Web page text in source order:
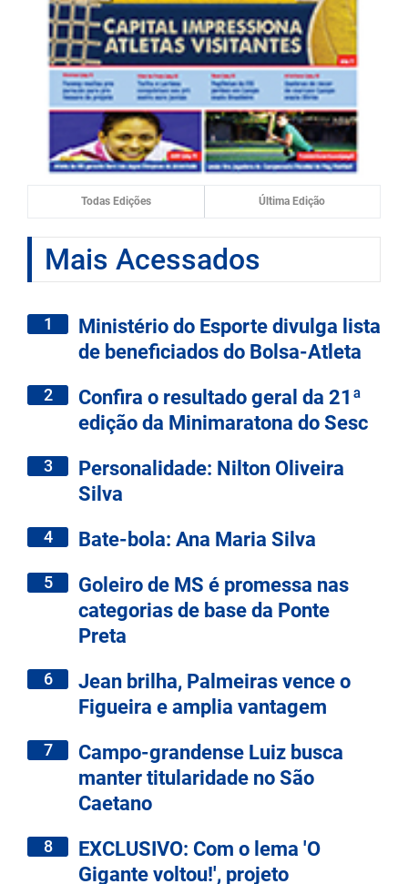
Todas Edições Última Edição
Mais Acessados
1
Ministério do Esporte divulga lista
de beneficiados do Bolsa-Atleta
2
Confira o resultado geral da 21ª
edição da Minimaratona do Sesc
3
Personalidade: Nilton Oliveira
Silva
4 Bate-bola: Ana Maria Silva
5
Goleiro de MS é promessa nas
categorias de base da Ponte
Preta
6
Jean brilha, Palmeiras vence o
Figueira e amplia vantagem
7
Campo-grandense Luiz busca
manter titularidade no São
Caetano
8
EXCLUSIVO: Com o lema 'O
Gigante voltou!', projeto